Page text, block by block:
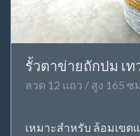
รั้วตาข่ายถักปม เ
ลวด 12 แถว / สูง 165 ซ
เหมาะสำหรับ ล้อมเข